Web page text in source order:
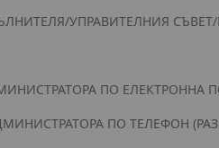
УПРАВИТЕЛНИЯ
ПО
ПО ТЕЛЕФОН